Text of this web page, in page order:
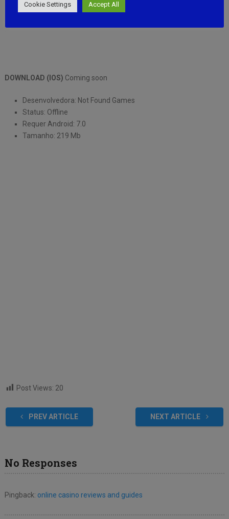
DOWNLOAD (IOS) Coming soon
Desenvolvedora: Not Found Games
Status: Offline
Requer Android: 7.0
Tamanho: 219 Mb
Post Views: 20
PREV ARTICLE NEXT ARTICLE
No Responses
Pingback: online casino reviews and guides
Cookie Settings Accept All